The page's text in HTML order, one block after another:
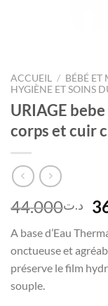
ACCUEIL / BÉBÉ
HYGIÈNE ET SOINS
URIAGE
corps et cuir
د.ت44.000
A base d’Eau
onctueuse et
préserve le film
souple.